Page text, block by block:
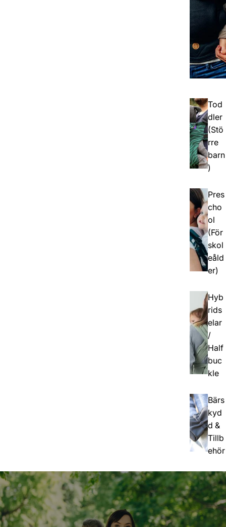
Tod
dler
(Stö
rre
barn
)
Pres
cho
ol
(För
skol
eåld
er)
Hyb
rids
elar
/
Half
buc
kle
Bärs
kyd
d &
Tillb
ehör